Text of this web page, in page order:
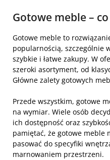
Gotowe meble –
Gotowe meble to
popularnością, szczególnie
szybkie i łatwe zakupy. W
szeroki asortyment, od
Główne zalety gotowych
Przede wszystkim, gotowe
na wymiar. Wiele osób
ich dostępność oraz
pamiętać, że gotowe meble
pasować do specyfiki
marnowaniem przestrzeni.